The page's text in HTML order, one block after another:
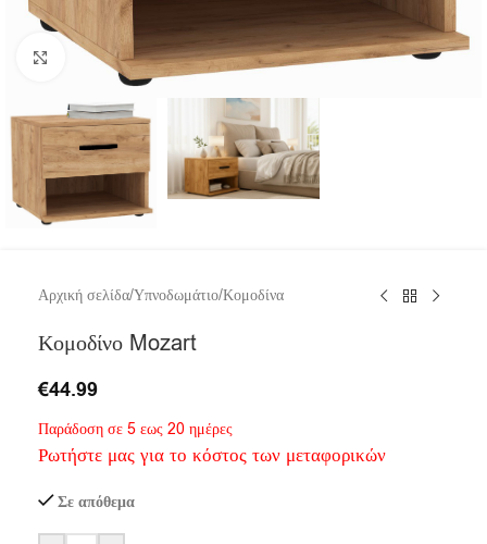
Click to enlarge
Αρχική σελίδα/Υπνοδωμάτιο/Κομοδίνα
Κομοδίνο Mozart
€44.99
Παράδοση σε 5 εως 20 ημέρες
Ρωτήστε μας για το κόστος των μεταφορικών
Σε απόθεμα